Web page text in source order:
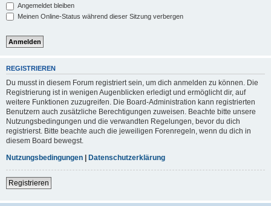
Angemeldet bleiben
Meinen Online-Status während dieser Sitzung verbergen
REGISTRIEREN
Du musst in diesem Forum registriert sein, um dich anmelden zu können. Die
Registrierung ist in wenigen Augenblicken erledigt und ermöglicht dir, auf
weitere Funktionen zuzugreifen. Die Board-Administration kann registrierten
Benutzern auch zusätzliche Berechtigungen zuweisen. Beachte bitte unsere
Nutzungsbedingungen und die verwandten Regelungen, bevor du dich
registrierst. Bitte beachte auch die jeweiligen Forenregeln, wenn du dich in
diesem Board bewegst.
Nutzungsbedingungen | Datenschutzerklärung
Registrieren